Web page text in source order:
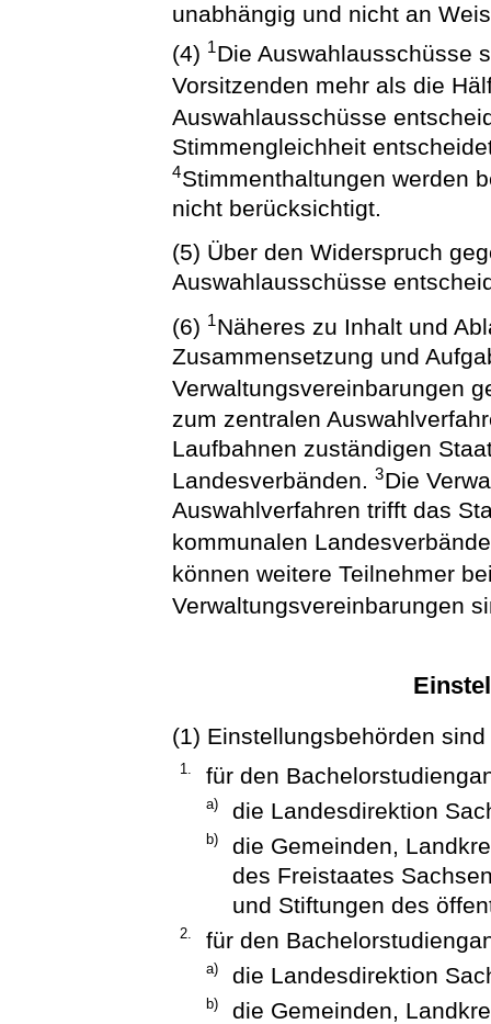
unabhängig und nicht an
(4) 1Die Auswahlausschüsse
Vorsitzenden mehr als die
Auswahlausschüsse
Stimmengleichheit
4Stimmenthaltungen werden
nicht berücksichtigt.
(5) Über den Widerspruch
Auswahlausschüsse
(6) 1Näheres zu Inhalt und
Zusammensetzung und
Ver­waltungsvereinbarungen
zum zentralen
Laufbahnen zuständigen
Landesverbänden.3Die
Auswahlverfahren trifft das
kommunalen
können weitere Teilnehmer
Verwaltungsvereinbarungen
(1) Einstellungsbehörden sind
1. für den
a) die Landesdirektion
b)
die Gemeinden,
des Freistaates
und Stiftungen des
2. für den
a) die Landesdirektion
b)
die Gemeinden,